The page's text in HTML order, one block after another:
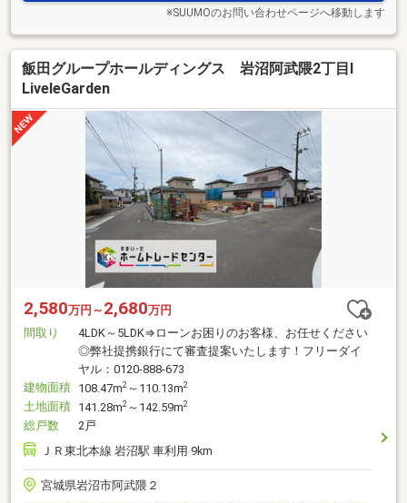
※SUUMOのお問い合わせページへ移動します
飯田グループホールディングス 岩沼阿武隈2丁目Ⅰ
LiveleGarden
2,580万円～ 2,680万円
間取り
4LDK～5LDK⇒ローンお困りのお客様、お任せください
◎弊社提携銀行にて審査提案いたします！フリーダイ
ヤル：0120-888-673
建物面積 108.47m2 ～110.13m2
土地面積 141.28m2 ～142.59m2
総戸数
2戸
ＪＲ東北本線 岩沼駅 車利用 9km
宮城県岩沼市阿武隈２